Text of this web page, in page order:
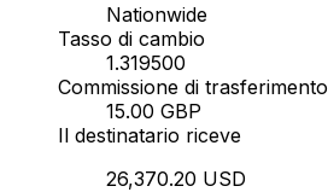
Nationwide
Tasso di cambio
1.319500
Commissione di trasferimento
15.00 GBP
Il destinatario riceve
26,370.20 USD